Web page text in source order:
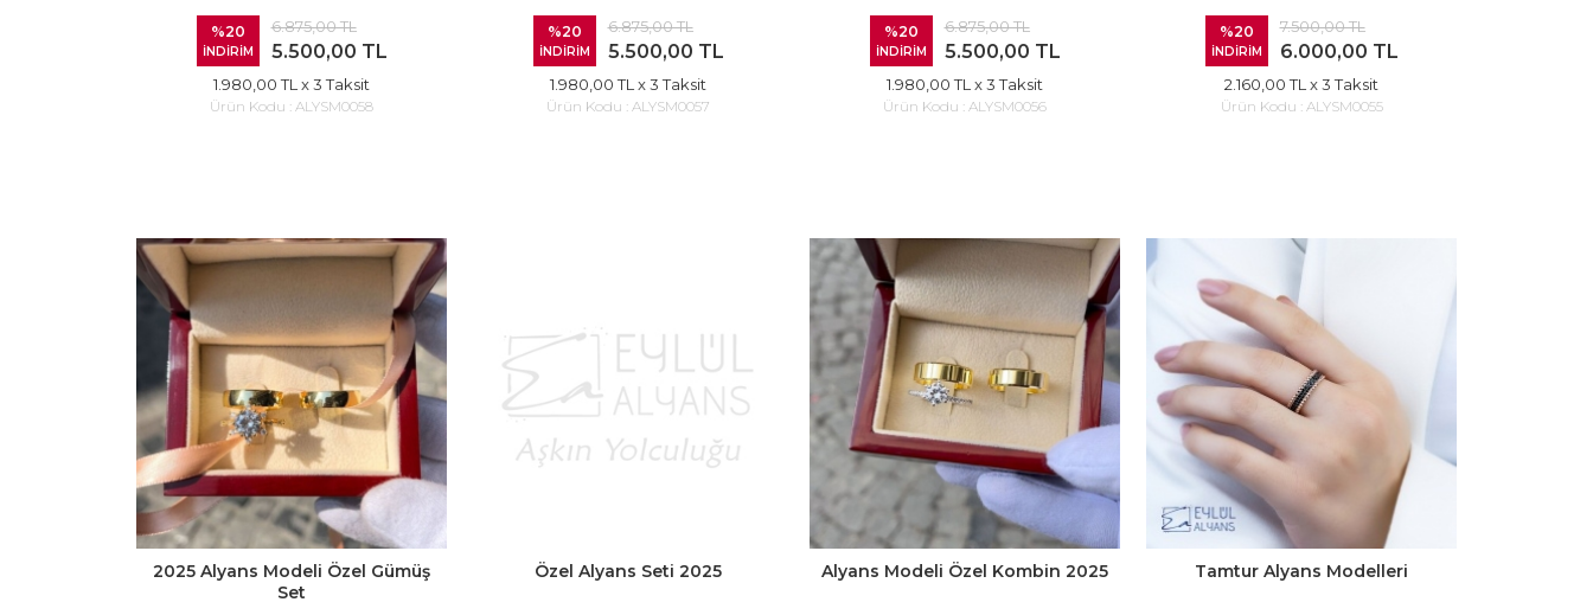
%20
İNDİRİM
6.875,00 TL
5.500,00 TL
1.980,00 TL x 3 Taksit
Ürün Kodu : ALYSM0058
%20
İNDİRİM
6.875,00 TL
5.500,00 TL
1.980,00 TL x 3 Taksit
Ürün Kodu : ALYSM0057
%20
İNDİRİM
6.875,00 TL
5.500,00 TL
1.980,00 TL x 3 Taksit
Ürün Kodu : ALYSM0056
%20
İNDİRİM
7.500,00 TL
6.000,00 TL
2.160,00 TL x 3 Taksit
Ürün Kodu : ALYSM0055
2025 Alyans Modeli Özel Gümüş
Set
Özel Alyans Seti 2025 Alyans Modeli Özel Kombin 2025 Tamtur Alyans Modelleri